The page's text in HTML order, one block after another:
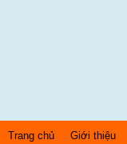
Trang chủ Giới thiệu